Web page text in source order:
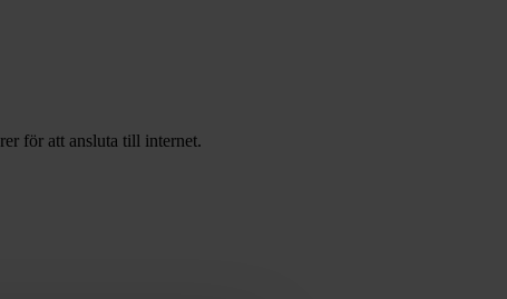
för att ansluta till internet.